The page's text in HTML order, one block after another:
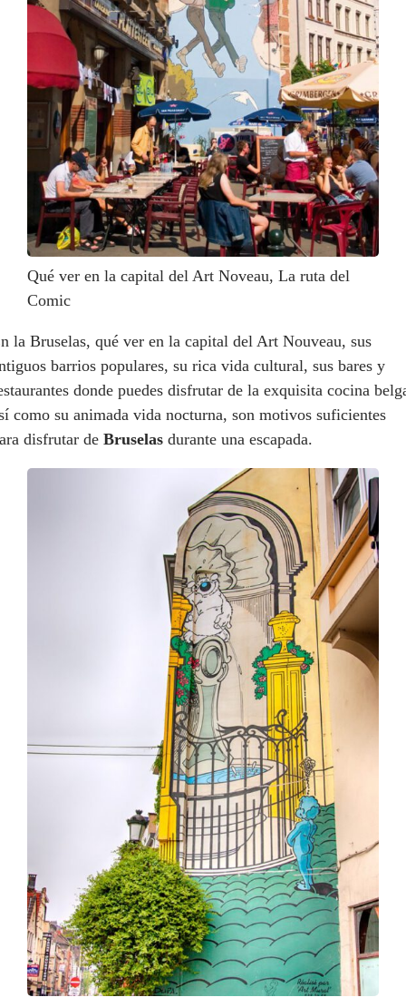
Qué ver en la capital del Art Noveau, La ruta del
Comic
la Bruselas, qué ver en la capital del Art Nouveau, sus
barrios populares, su rica vida cultural, sus bares y
donde puedes disfrutar de la exquisita cocina
como su animada vida nocturna, son motivos suficientes
disfrutar de Bruselas durante una escapada.